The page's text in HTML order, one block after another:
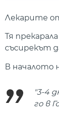
Лекарите
Тя
съсирекът
В началото
"3-4
го в